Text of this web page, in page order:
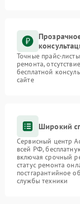
Точные прайс-
ремонта,
бесплатной
сайте
Широкий
Сервисный центр
всей РФ,
включая срочный
статус ремонта
постгарантийное
службы техники